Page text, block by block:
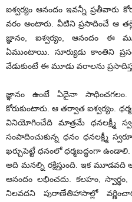
ఐశ్వర్యం ఆనందం ఇవన్నీ
వరం అంటారు. వీటిని ప్రసాదించే ఆ
జ్ఞానం, ఐశ్వర్యం, ఆనందం ఈ
ఏముంటాయి. సూర్యుడు కాంతిని
వేడుకుంటే ఈ మూడు వరాలను
జ్ఞానం ఉంటే ఏదైనా
కోరుకుంటారు. ఆ తర్వాత ఐశ్వర్యం.
వినియోగించేది మాత్రమే ధనలక్ష్మీ
సంపాదించుకున్న ధనం ధనలక్ష్మీ
ఖర్చుపెట్టే ధనంలో ధర్మబద్ధంగా
అది మనల్ని రక్షిస్తుంది. ఇక
ఆనందం లభించదు. కలహం,
నిలవదని పురాణేతిహాసాల్లో